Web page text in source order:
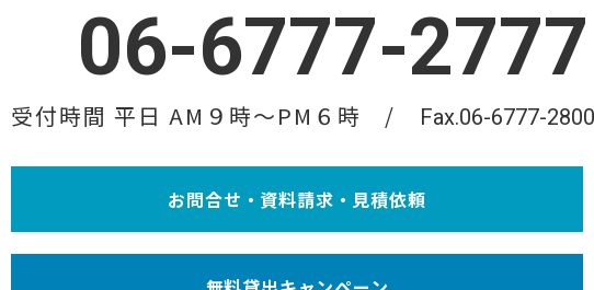
06-6777-2777
受付時間 平日 AM９時〜PM６時 Fax.06-6777-2800
お問合せ・資料請求・見積依頼